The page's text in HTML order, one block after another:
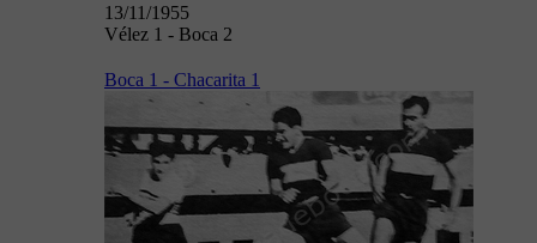
13/11/1955
Vélez 1 - Boca 2
Boca 1 - Chacarita 1